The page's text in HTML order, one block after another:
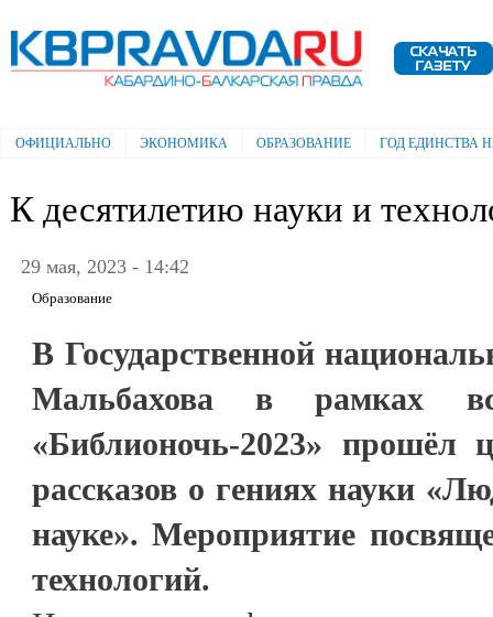
Электронная газета "Кабардино-
Балкарская правда"
Главное меню
ОФИЦИАЛЬНО ЭКОНОМИКА ОБРАЗОВАНИЕ ГОД ЕДИНСТВА
К десятилетию науки и
29 мая, 2023 - 14:42
Образование
В Государственной
Мальбахова в рамках
«Библионочь-2023» прошёл
рассказов о гениях науки
науке». Мероприятие
технологий.